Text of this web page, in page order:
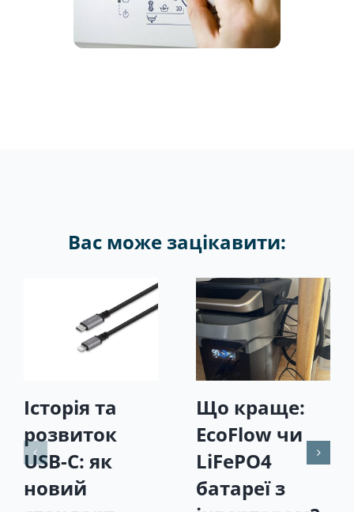
Вас може зацікавити:
Історія та
розвиток
USB-C: як
новий
Що краще:
EcoFlow чи
LiFePO4
батареї з